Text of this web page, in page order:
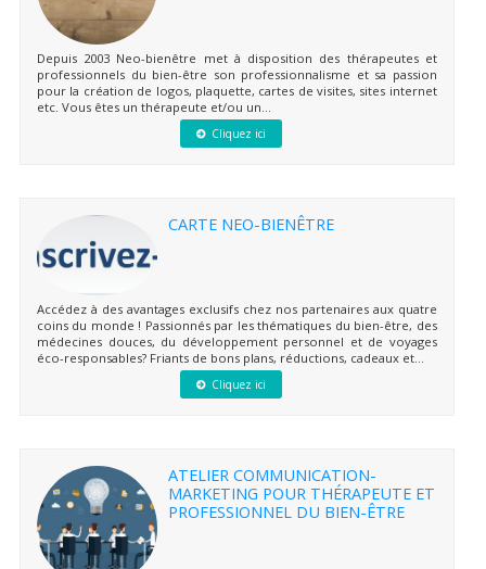
Depuis 2003 Neo-bienêtre met à disposition des thérapeutes et
professionnels du bien-être son professionnalisme et sa passion
pour la création de logos, plaquette, cartes de visites, sites internet
etc. Vous êtes un thérapeute et/ou un...
Cliquez ici
CARTE NEO-BIENÊTRE
Accédez à des avantages exclusifs chez nos partenaires aux quatre
coins du monde ! Passionnés par les thématiques du bien-être, des
médecines douces, du développement personnel et de voyages
éco-responsables? Friants de bons plans, réductions, cadeaux et...
Cliquez ici
ATELIER COMMUNICATION-
MARKETING POUR THÉRAPEUTE ET
PROFESSIONNEL DU BIEN-ÊTRE